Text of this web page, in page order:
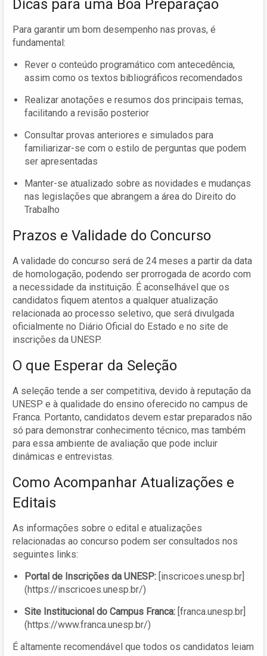
Dicas para uma Boa Preparação
Para garantir um bom desempenho nas provas, é
fundamental:
Rever o conteúdo programático com antecedência,
assim como os textos bibliográficos recomendados
Realizar anotações e resumos dos principais temas,
facilitando a revisão posterior
Consultar provas anteriores e simulados para
familiarizar-se com o estilo de perguntas que podem
ser apresentadas
Manter-se atualizado sobre as novidades e mudanças
nas legislações que abrangem a área do Direito do
Trabalho
Prazos e Validade do Concurso
A validade do concurso será de 24 meses a partir da data
de homologação, podendo ser prorrogada de acordo com
a necessidade da instituição. É aconselhável que os
candidatos fiquem atentos a qualquer atualização
relacionada ao processo seletivo, que será divulgada
oficialmente no Diário Oficial do Estado e no site de
inscrições da UNESP.
O que Esperar da Seleção
A seleção tende a ser competitiva, devido à reputação da
UNESP e à qualidade do ensino oferecido no campus de
Franca. Portanto, candidatos devem estar preparados não
só para demonstrar conhecimento técnico, mas também
para essa ambiente de avaliação que pode incluir
dinâmicas e entrevistas.
Como Acompanhar Atualizações e
Editais
As informações sobre o edital e atualizações
relacionadas ao concurso podem ser consultados nos
seguintes links:
Portal de Inscrições da UNESP: [inscricoes.unesp.br]
(https://inscricoes.unesp.br/)
Site Institucional do Campus Franca: [franca.unesp.br]
(https://www.franca.unesp.br/)
É altamente recomendável que todos os candidatos leiam